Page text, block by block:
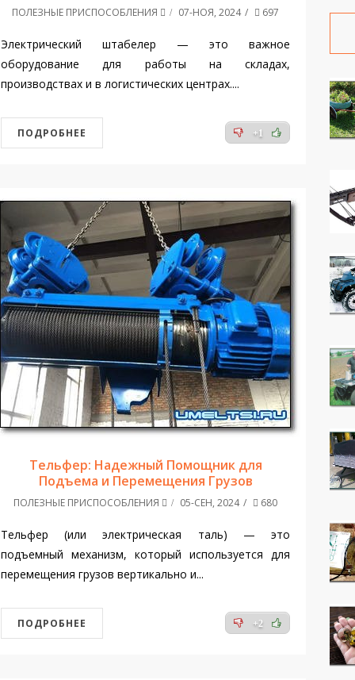
ПОЛЕЗНЫЕ ПРИСПОСОБЛЕНИЯ 07-НОЯ, 2024 697
Электрический штабелер — это важное
оборудование для работы на складах,
производствах и в логистических центрах....
+1
ПОДРОБНЕЕ
Тельфер: Надежный Помощник для
Подъема и Перемещения Грузов
ПОЛЕЗНЫЕ ПРИСПОСОБЛЕНИЯ 05-СЕН, 2024 680
Тельфер (или электрическая таль) — это
подъемный механизм, который используется для
перемещения грузов вертикально и...
+2
ПОДРОБНЕЕ